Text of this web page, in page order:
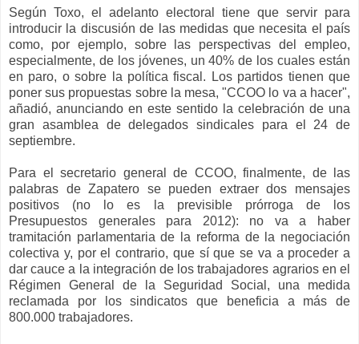
Según Toxo, el adelanto electoral tiene que servir para
introducir la discusión de las medidas que necesita el país
como, por ejemplo, sobre las perspectivas del empleo,
especialmente, de los jóvenes, un 40% de los cuales están
en paro, o sobre la política fiscal. Los partidos tienen que
poner sus propuestas sobre la mesa, "CCOO lo va a hacer",
añadió, anunciando en este sentido la celebración de una
gran asamblea de delegados sindicales para el 24 de
septiembre.
Para el secretario general de CCOO, finalmente, de las
palabras de Zapatero se pueden extraer dos mensajes
positivos (no lo es la previsible prórroga de los
Presupuestos generales para 2012): no va a haber
tramitación parlamentaria de la reforma de la negociación
colectiva y, por el contrario, que sí que se va a proceder a
dar cauce a la integración de los trabajadores agrarios en el
Régimen General de la Seguridad Social, una medida
reclamada por los sindicatos que beneficia a más de
800.000 trabajadores.